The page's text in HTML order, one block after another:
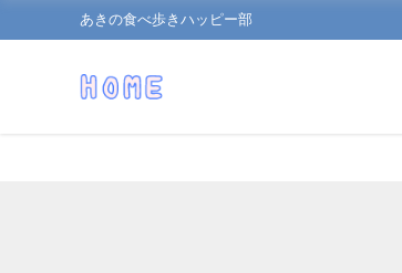
あきの食べ歩きハッピー部